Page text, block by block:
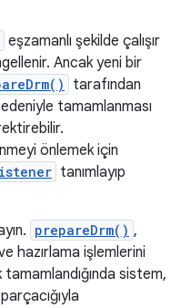
eşzamanlı şekilde çalışır
Ancak yeni bir
tarafından
tamamlanması
önlemek için
tanımlayıp
prepareDrm() ,
hazırlama işlemlerini
sistem,